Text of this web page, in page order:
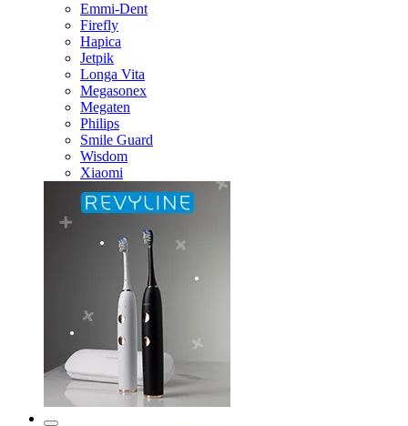
Emmi-Dent
Firefly
Hapica
Jetpik
Longa Vita
Megasonex
Megaten
Philips
Smile Guard
Wisdom
Xiaomi